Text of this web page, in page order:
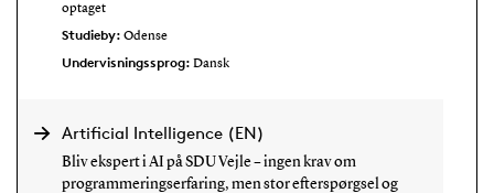
optaget
Studieby: Odense
Undervisningssprog: Dansk
Artificial Intelligence (EN)
Bliv ekspert i AI på SDU Vejle – ingen krav om
programmeringserfaring, men stor efterspørgsel og